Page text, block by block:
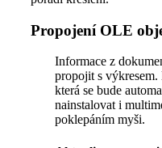
Propojení OLE
Informace z
propojit s
která se bude
nainstalovat i
poklepáním myši.